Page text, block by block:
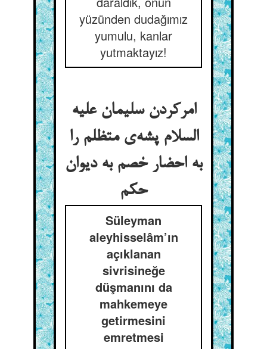
yüzünden dudağımız
yumulu, kanlar
yutmaktayız!
امرکردن سلیمان علیه
السلام پشه‌ی متظلم را
به احضار خصم به دیوان
حکم
Süleyman
aleyhisselâm’ın
açıklanan
sivrisineğe
düşmanını da
mahkemeye
getirmesini
emretmesi